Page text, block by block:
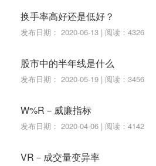
换手率高好还是低好？
发布日期： 2020-06-13 | 阅读：4326
股市中的半年线是什么
发布日期： 2020-05-19 | 阅读：3456
W%R－威廉指标
发布日期： 2020-04-06 | 阅读：4142
VR－成交量变异率